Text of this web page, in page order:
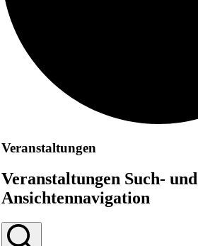
Veranstaltungen
Veranstaltungen Such- und
Ansichtennavigation